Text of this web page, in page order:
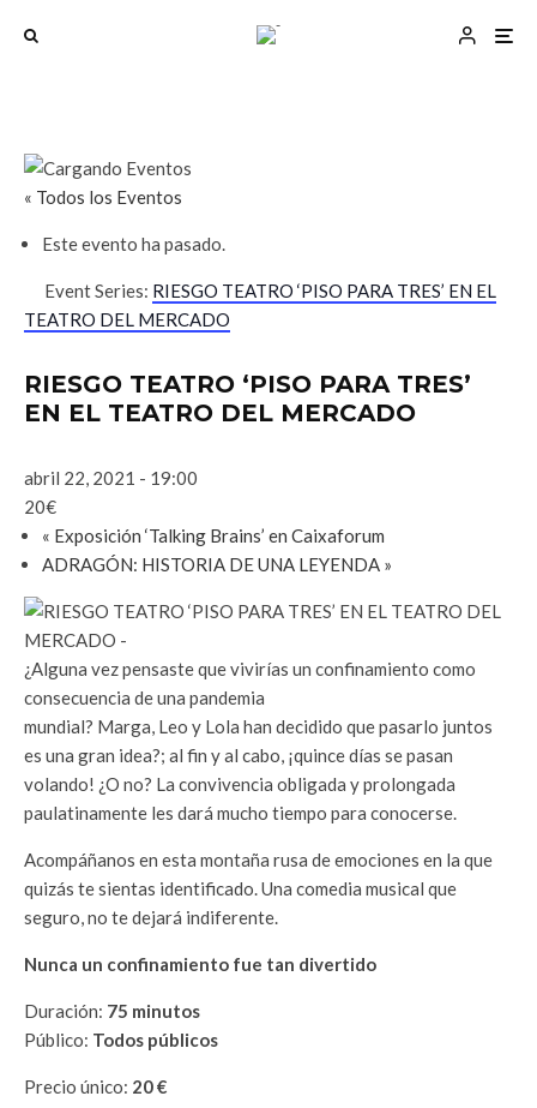
« Todos los Eventos
Este evento ha pasado.
Event Series: RIESGO TEATRO ‘PISO PARA TRES’ EN EL
TEATRO DEL MERCADO
RIESGO TEATRO ‘PISO PARA TRES’
EN EL TEATRO DEL MERCADO
abril 22, 2021 - 19:00
20€
« Exposición ‘Talking Brains’ en Caixaforum
ADRAGÓN: HISTORIA DE UNA LEYENDA »
¿Alguna vez pensaste que vivirías un confinamiento como
consecuencia de una pandemia
mundial? Marga, Leo y Lola han decidido que pasarlo juntos
es una gran idea?; al fin y al cabo, ¡quince días se pasan
volando! ¿O no? La convivencia obligada y prolongada
paulatinamente les dará mucho tiempo para conocerse.
Acompáñanos en esta montaña rusa de emociones en la que
quizás te sientas identificado. Una comedia musical que
seguro, no te dejará indiferente.
Nunca un confinamiento fue tan divertido
Duración: 75 minutos
Público: Todos públicos
Precio único: 20 €